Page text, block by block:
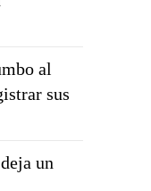
al
sus
un